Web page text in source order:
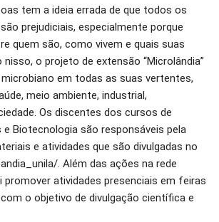
tem a ideia errada de que todos os
prejudiciais, especialmente porque
quem são, como vivem e quais suas
o projeto de extensão “Microlândia”
em todas as suas vertentes,
meio ambiente, industrial,
Os discentes dos cursos de
e Biotecnologia são responsáveis pela
e atividades que são divulgadas no
. Além das ações na rede
promover atividades presenciais em feiras
o objetivo de divulgação científica e